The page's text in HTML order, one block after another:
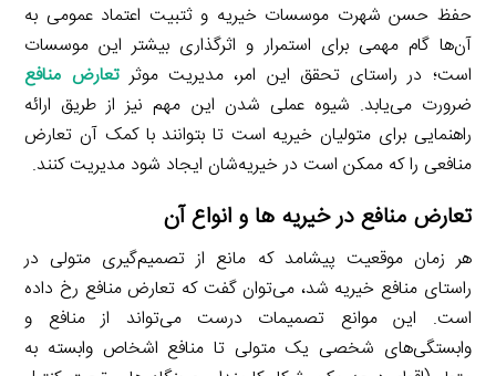
حفظ حسن شهرت موسسات خیریه و ثتبیت اعتماد عمومی به
آن‌ها گام مهمی برای استمرار و اثرگذاری بیشتر این موسسات
است؛ در راستای تحقق این امر، مدیریت موثرتعارض منافع
ضرورت می‌یابد. شیوه عملی شدن این مهم نیز از طریق ارائه
راهنمایی برای متولیان خیریه است تا بتوانند با کمک آن تعارض
منافعی را که ممکن است در خیریه‌شان ایجاد شود مدیریت کنند.
تعارض منافع در خیریه ها و انواع آن
هر زمان موقعیت پیشامد که مانع از تصمیم‌گیری متولی در
راستای منافع خیریه شد، می‌توان گفت که تعارض منافع رخ داده
است. این موانع تصمیمات درست می‌تواند از منافع و
وابستگی‌های شخصی یک متولی تا منافع اشخاص وابسته به